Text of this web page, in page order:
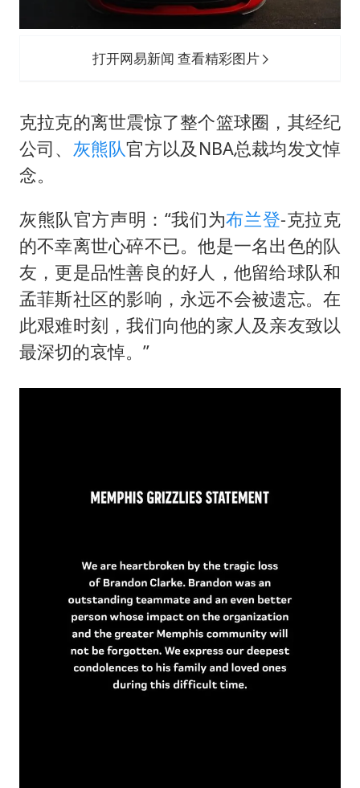
打开网易新闻 查看精彩图片
克拉克的离世震惊了整个篮球圈，其经纪
公司、 灰熊队官方以及NBA总裁均发文悼
念。
灰熊队官方声明：“我们为布兰登-克拉克
的不幸离世心碎不已。他是一名出色的队
友，更是品性善良的好人，他留给球队和
孟菲斯社区的影响，永远不会被遗忘。在
此艰难时刻，我们向他的家人及亲友致以
最深切的哀悼。”